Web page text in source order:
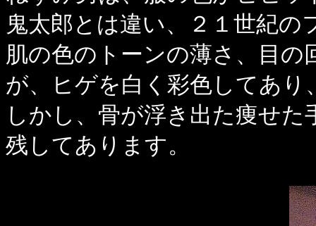
鬼太郎とは違い、２１世紀
肌の色のトーンの薄さ、目
が、ヒゲを白く彩色してあり
しかし、骨が浮き出た痩せ
残してあります。